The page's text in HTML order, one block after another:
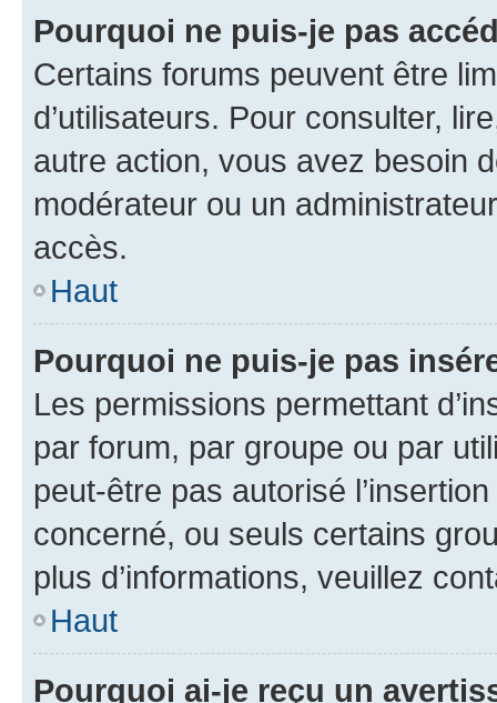
Pourquoi ne puis-je pas
Certains forums peuvent être
d’utilisateurs. Pour consulter,
autre action, vous avez besoin
modérateur ou un
accès.
Haut
Pourquoi ne puis-je pas
Les permissions permettant
par forum, par groupe ou par
peut-être pas autorisé
concerné, ou seuls certains
plus d’informations, veuillez
Haut
Pourquoi ai-je reçu un